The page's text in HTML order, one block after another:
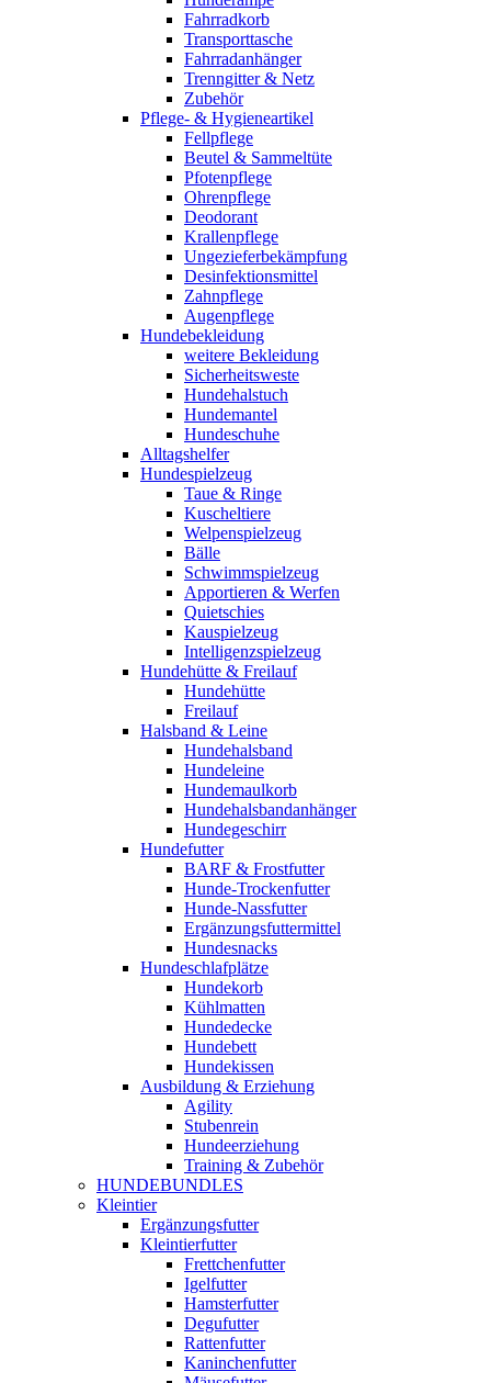
Fahrradkorb
Transporttasche
Fahrradanhänger
Trenngitter & Netz
Zubehör
Pflege- & Hygieneartikel
Fellpflege
Beutel & Sammeltüte
Pfotenpflege
Ohrenpflege
Deodorant
Krallenpflege
Ungezieferbekämpfung
Desinfektionsmittel
Zahnpflege
Augenpflege
Hundebekleidung
weitere Bekleidung
Sicherheitsweste
Hundehalstuch
Hundemantel
Hundeschuhe
Alltagshelfer
Hundespielzeug
Taue & Ringe
Kuscheltiere
Welpenspielzeug
Bälle
Schwimmspielzeug
Apportieren & Werfen
Quietschies
Kauspielzeug
Intelligenzspielzeug
Hundehütte & Freilauf
Hundehütte
Freilauf
Halsband & Leine
Hundehalsband
Hundeleine
Hundemaulkorb
Hundehalsbandanhänger
Hundegeschirr
Hundefutter
BARF & Frostfutter
Hunde-Trockenfutter
Hunde-Nassfutter
Ergänzungsfuttermittel
Hundesnacks
Hundeschlafplätze
Hundekorb
Kühlmatten
Hundedecke
Hundebett
Hundekissen
Ausbildung & Erziehung
Agility
Stubenrein
Hundeerziehung
Training & Zubehör
HUNDEBUNDLES
Kleintier
Ergänzungsfutter
Kleintierfutter
Frettchenfutter
Igelfutter
Hamsterfutter
Degufutter
Rattenfutter
Kaninchenfutter